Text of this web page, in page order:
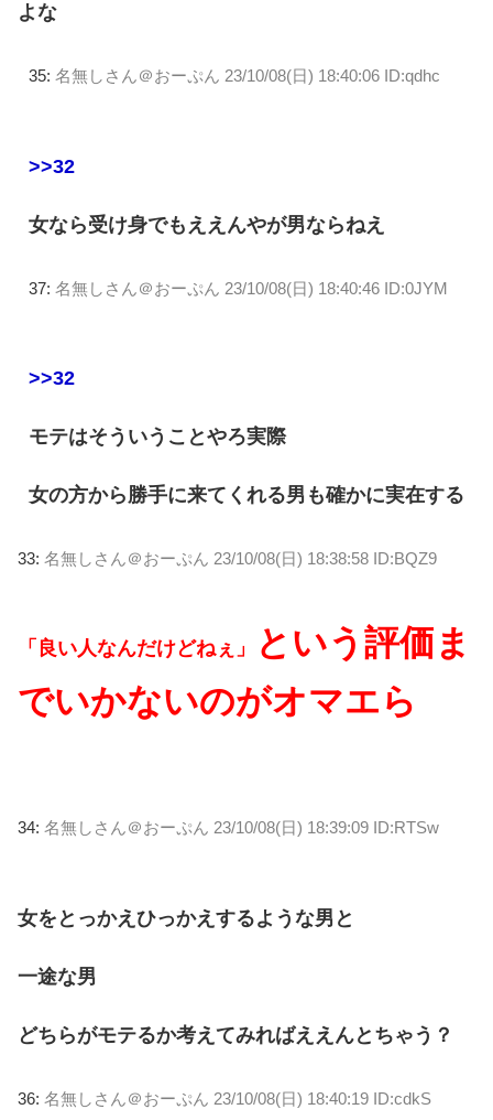
よな
35: 名無しさん＠おーぷん 23/10/08(日) 18:40:06 ID:qdhc
>>32
女なら受け身でもええんやが男ならねえ
37: 名無しさん＠おーぷん 23/10/08(日) 18:40:46 ID:0JYM
>>32
モテはそういうことやろ実際
女の方から勝手に来てくれる男も確かに実在する
33: 名無しさん＠おーぷん 23/10/08(日) 18:38:58 ID:BQZ9
「良い人なんだけどねぇ」
という評価ま
でいかないのがオマエら
34: 名無しさん＠おーぷん 23/10/08(日) 18:39:09 ID:RTSw
女をとっかえひっかえするような男と
一途な男
どちらがモテるか考えてみればええんとちゃう？
36: 名無しさん＠おーぷん 23/10/08(日) 18:40:19 ID:cdkS